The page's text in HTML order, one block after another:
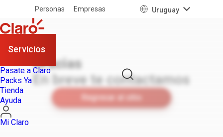
Personas Empresas Uruguay
Servicios
Pasate a Claro
Packs Ya
Tienda
Ayuda
Mi Claro
Gracias
En breve te contactamos
Regresar al sitio